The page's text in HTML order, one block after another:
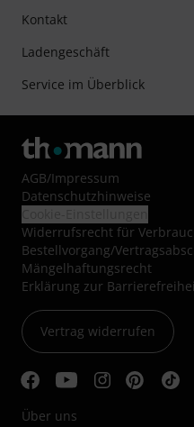
Kontakt
Ladengeschäft
Service im Überblick
AGB/Impressum
Datenschutzhinweise
Widerrufsrecht für
Bestellvorgang/
Mängelhaftungsrecht
Erklärung zur
Vertrag widerrufen
Über uns